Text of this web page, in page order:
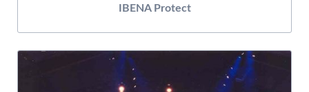
IBENA Protect